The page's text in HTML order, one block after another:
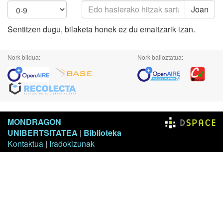
Joan
Sentitzen dugu, bilaketa honek ez du emaitzarik izan.
Nork bildua: Nork balioztatua:
MONDRAGON
UNIBERTSITATEA | Biblioteka
Kontaktua | Iradokizunak